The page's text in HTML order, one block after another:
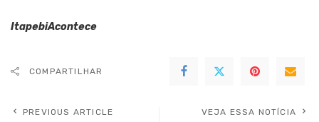
ItapebiAcontece
COMPARTILHAR
PREVIOUS ARTICLE VEJA ESSA NOTÍCIA